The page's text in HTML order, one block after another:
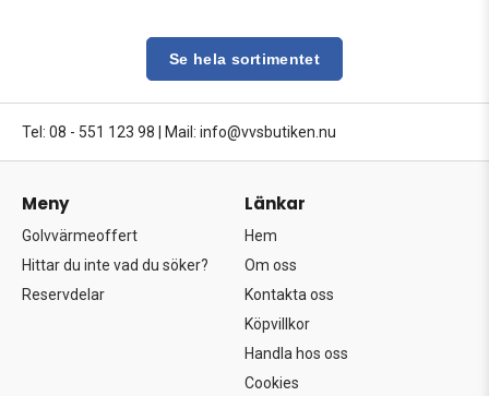
Se hela sortimentet
Tel: 08 - 551 123 98 Mail: info@vvsbutiken.nu
Meny
Golvvärmeoffert
Hittar du inte vad du söker?
Reservdelar
Länkar
Hem
Om oss
Kontakta oss
Köpvillkor
Handla hos oss
Cookies